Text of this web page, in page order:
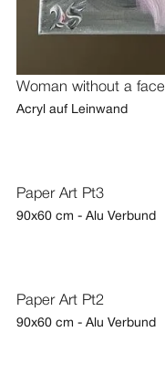
Woman without a face
Acryl auf Leinwand
Paper Art Pt3
90x60 cm - Alu Verbund
Paper Art Pt2
90x60 cm - Alu Verbund